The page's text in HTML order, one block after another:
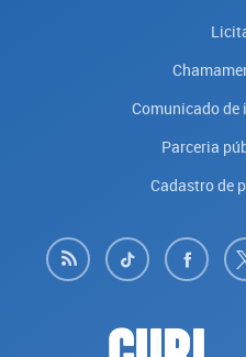
Comunicado de
Parceria
Cadastro de